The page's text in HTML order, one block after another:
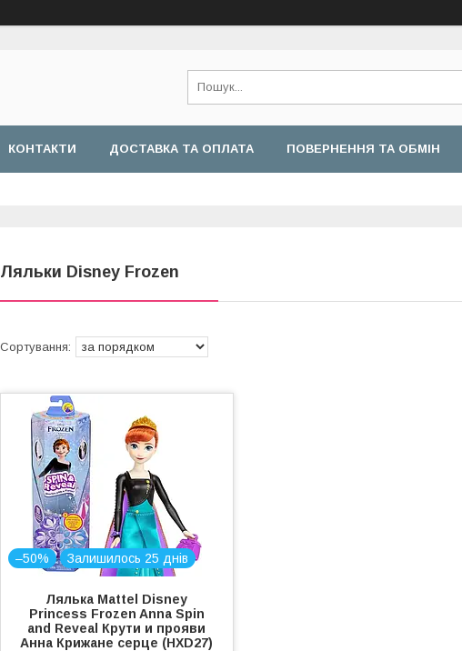
КОНТАКТИ ДОСТАВКА ТА ОПЛАТА ПОВЕРНЕННЯ ТА ОБМІН
Ляльки Disney Frozen
–50% Залишилось 25 днів
Лялька Mattel Disney
Princess Frozen Anna Spin
and Reveal Крути и прояви
Анна Крижане серце (HXD27)